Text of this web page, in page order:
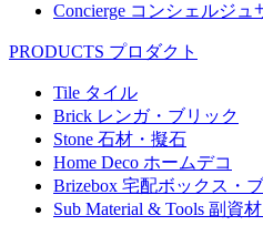
Concierge コンシェルジュ
PRODUCTS プロダクト
Tile タイル
Brick レンガ・ブリック
Stone 石材・擬石
Home Deco ホームデコ
Brizebox 宅配ボックス・
Sub Material & Tools 副資